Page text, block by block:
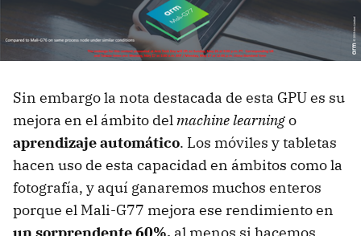
Sin embargo la nota destacada de esta GPU es su
mejora en el ámbito delmachine learningo
aprendizaje automático. Los móviles y tabletas
hacen uso de esta capacidad en ámbitos como la
fotografía, y aquí ganaremos muchos enteros
porque el Mali-G77 mejora ese rendimiento en